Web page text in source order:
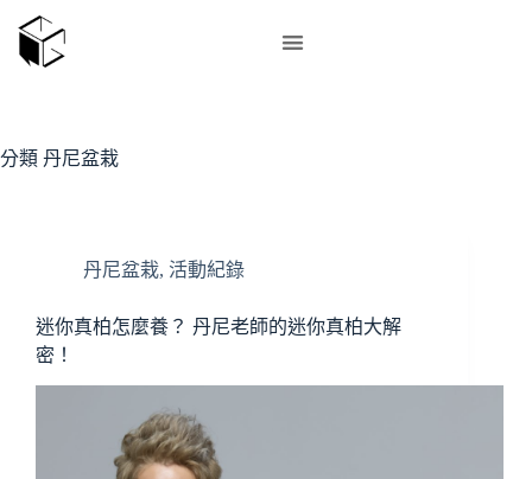
分類 丹尼盆栽
丹尼盆栽, 活動紀錄
迷你真柏怎麼養？ 丹尼老師的迷你真柏大解
密！